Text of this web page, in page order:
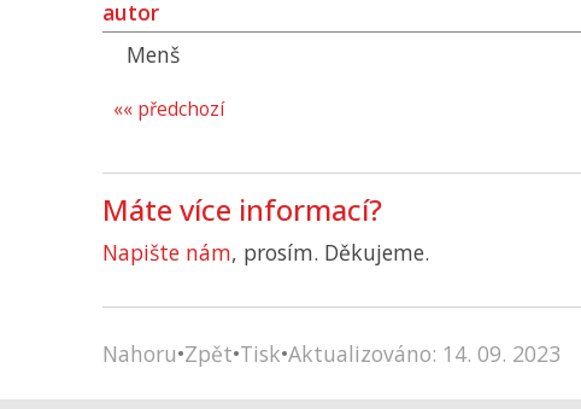
autor
Menš
«« předchozí
Máte více informací?
Napište nám, prosím. Děkujeme.
Nahoru•Zpět•Tisk•Aktualizováno: 14. 09. 2023